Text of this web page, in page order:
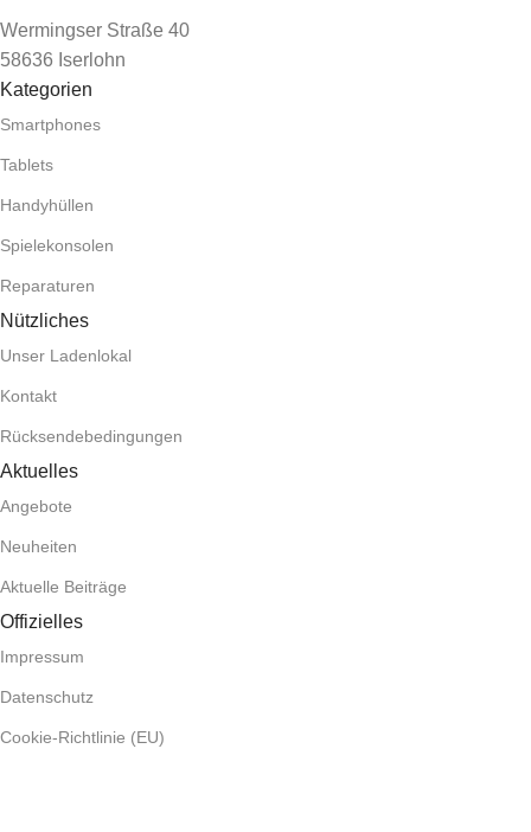
Wermingser Straße 40
58636 Iserlohn
Kategorien
Smartphones
Tablets
Handyhüllen
Spielekonsolen
Reparaturen
Nützliches
Unser Ladenlokal
Kontakt
Rücksendebedingungen
Aktuelles
Angebote
Neuheiten
Aktuelle Beiträge
Offizielles
Impressum
Datenschutz
Cookie-Richtlinie (EU)